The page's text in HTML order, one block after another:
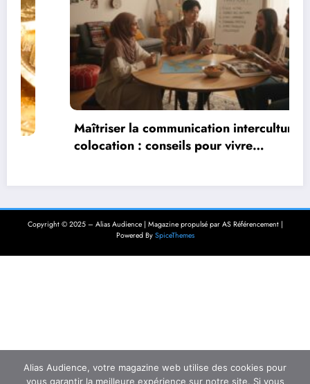
Maîtriser la communication interculturelle en
colocation : conseils pour vivre
Copyright © 2025 – Alias Audience | Magazine propulsé par AS Référencement |
Powered By SpiceThemes
Alias Audience, votre magazine web utilise des cookies pour
vous garantir la meilleure expérience sur notre site. Si vous